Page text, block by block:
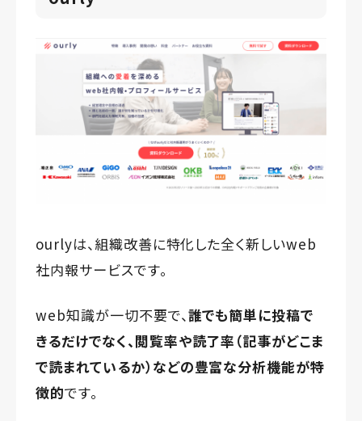
ourlyは、組織改善に特化した全く新しいweb
社内報サービスです。
web知識が一切不要で、誰でも簡単に投稿で
きるだけでなく、閲覧率や読了率（記事がどこま
で読まれているか） などの豊富な分析機能が特
徴的です。